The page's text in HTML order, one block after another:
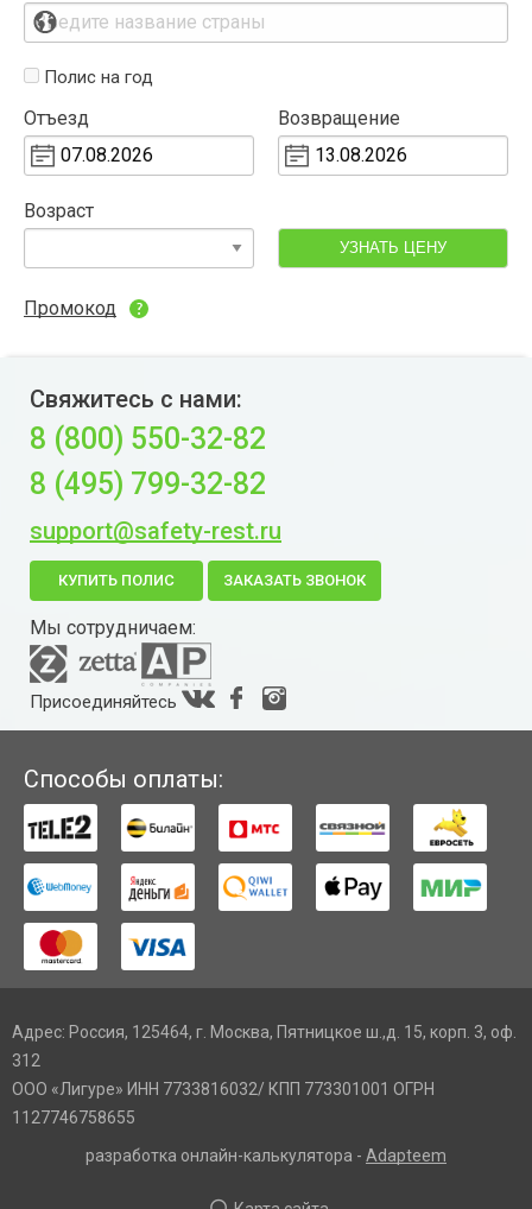
Полис на год
Отъезд Возвращение
Возраст
УЗНАТЬ ЦЕНУ
Промокод
Свяжитесь с нами:
8 (800) 550-32-82
8 (495) 799-32-82
support@safety-rest.ru
КУПИТЬ ПОЛИС ЗАКАЗАТЬ ЗВОНОК
Мы сотрудничаем:
Присоединяйтесь
Способы оплаты:
Адрес: Россия, 125464, г. Москва, Пятницкое ш.,д. 15, корп. 3, оф.
312
ООО «Лигуре» ИНН 7733816032/ КПП 773301001 ОГРН
1127746758655
разработка онлайн-калькулятора - Adapteem